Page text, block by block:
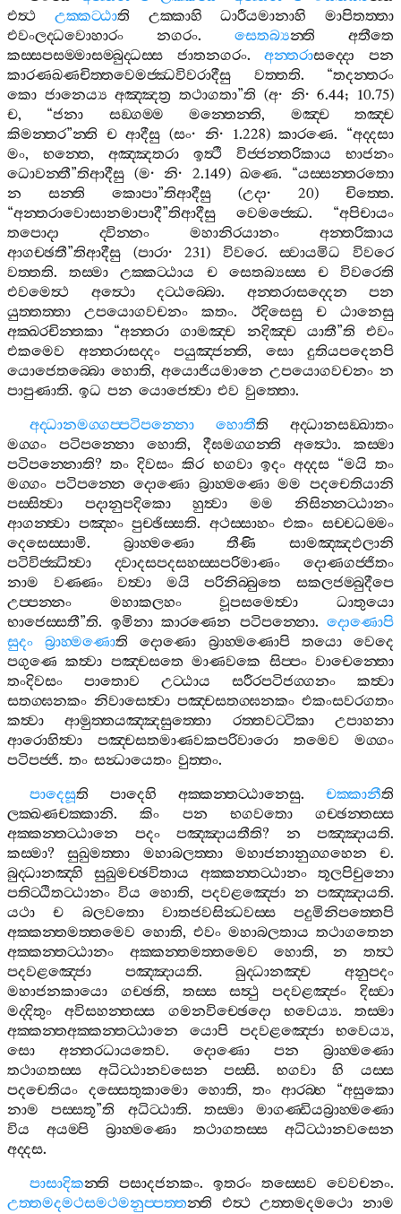
එත්‍ථ
උක‍්කට‍්ඨාති උක‍්කාහි ධාරීයමානාහි
මාපිතත‍්තා
එවංලද‍්ධවොහාරං
නගරං. සෙතබ්‍යන‍්ති
අතීතෙ
කස‍්සපසම‍්මාසම‍්බුද‍්ධස‍්ස
ජාතනගරං.අන‍්තරාසද‍්දො
පන
කාරණඛණචිත‍්තවෙමජ‍්ඣවිවරාදීසු
වත‍්තති. “තදන‍්තරං
කො ජානෙය්‍ය අඤ‍්ඤත්‍ර තථාගතා”ති (අ· නි· 6.44; 10.75)
ච, “ජනා සඞ‍්ගම‍්ම මන‍්තෙන‍්ති, මඤ‍්ච
තඤ‍්ච
කිමන‍්තර”න‍්ති ච ආදීසු (සං· නි· 1.228)කාරණෙ. “අද‍්දසා
මං, භන‍්තෙ, අඤ‍්ඤතරා ඉත්‍ථී විජ‍්ජන‍්තරිකාය
භාජනං
ධොවන‍්තී”තිආදීසු (ම·නි· 2.149)ඛණෙ. “යස‍්සන‍්තරතො
න
සන‍්ති කොපා”තිආදීසු (උදා· 20) චිත‍්තෙ.
“අන‍්තරාවොසානමාපාදී”තිආදීසු වෙමජ‍්ඣෙ. “අපිචායං
තපොදා
ද‍්වින‍්නං මහානිරයානං
අන‍්තරිකාය
ආගච‍්ඡතී”තිආදීසු (පාරා· 231) විවරෙ.ස‍්වායමිධ
විවරෙ
වත‍්තති.තස‍්මා උක‍්කට‍්ඨාය ච සෙතබ්‍යස‍්ස ච
විවරෙති
එවමෙත්‍ථ
අත්‍ථො දට‍්ඨබ‍්බො. අන‍්තරාසද‍්දෙන
පන
යුත‍්තත‍්තා
උපයොගවචනං කතං. ඊදිසෙසු ච
ඨානෙසු
අක‍්ඛරචින‍්තකා “අන‍්තරා ගාමඤ‍්ච නදිඤ‍්ච යාතී”ති
එවං
එකමෙව
අන‍්තරාසද‍්දං පයුඤ‍්ජන‍්ති, සො
දුතියපදෙනපි
යොජෙතබ‍්බො හොති, අයොජියමානෙ උපයොගවචනං න
පාපුණාති. ඉධ පන යොජෙත්‍වා එව වුත‍්තො.
අද‍්ධානමග‍්ගප‍්පටිපන‍්නො
හොතීති
අද‍්ධානසඞ‍්ඛාතං
මග‍්ගං
පටිපන‍්නො හොති, දීඝමග‍්ගන‍්ති අත්‍ථො. කස‍්මා
පටිපන‍්නොති?තං දිවසං කිර භගවා ඉදං අද‍්දස“මයි තං
මග‍්ගං පටිපන‍්නෙ දොණො බ්‍රාහ‍්මණො මම පදචෙතියානි
පස‍්සිත්‍වා
පදානුපදිකො හුත්‍වා මම
නිසින‍්නට‍්ඨානං
ආගන‍්ත්‍වා පඤ‍්හං පුච‍්ඡිස‍්සති. අථස‍්සාහං එකං සච‍්චධම‍්මං
දෙසෙස‍්සාමි. බ්‍රාහ‍්මණො තීණි
සාමඤ‍්ඤඵලානි
පටිවිජ‍්ඣිත්‍වා
ද‍්වාදසපදසහස‍්සපරිමාණං
දොණගජ‍්ජිතං
නාම
වණ‍්ණං වත්‍වා මයි පරිනිබ‍්බුතෙ
සකලජම‍්බුදීපෙ
උප‍්පන‍්නං
මහාකලහං වූපසමෙත්‍වා
ධාතුයො
භාජෙස‍්සතී”ති. ඉමිනා කාරණෙන පටිපන‍්නො. දොණොපි
සුදං
බ්‍රාහ‍්මණොති දොණො බ්‍රාහ‍්මණොපි තයො
වෙදෙ
පගුණෙ කත්‍වා පඤ‍්චසතෙ මාණවකෙ සිප‍්පං වාචෙන‍්තො
තංදිවසං
පාතොව උට‍්ඨාය සරීරපටිජග‍්ගනං
කත්‍වා
සතග‍්ඝනකං නිවාසෙත්‍වා පඤ‍්චසතග‍්ඝනකං එකංසවරගතං
කත්‍වා
ආමුත‍්තයඤ‍්ඤසුත‍්තො රත‍්තවට‍්ටිකා
උපාහනා
ආරොහිත්‍වා
පඤ‍්චසතමාණවකපරිවාරො තමෙව
මග‍්ගං
පටිපජ‍්ජි. තං සන්‍ධායෙතං වුත‍්තං.
පාදෙසූති පාදෙහි අක‍්කන‍්තට‍්ඨානෙසු. චක‍්කානීති
ලක‍්ඛණචක‍්කානි.කිං පන භගවතො
ගච‍්ඡන‍්තස‍්ස
අක‍්කන‍්තට‍්ඨානෙ
පදං පඤ‍්ඤායතීති? න පඤ‍්ඤායති.
කස‍්මා?සුඛුමත‍්තා මහාබලත‍්තා මහාජනානුග‍්ගහෙන ච.
බුද‍්ධානඤ‍්හි
සුඛුමච‍්ඡවිතාය අක‍්කන‍්තට‍්ඨානං
තූලපිචුනො
පතිට‍්ඨිතට‍්ඨානං විය හොති,පදවළඤ‍්ජො න පඤ‍්ඤායති.
යථා
ච බලවතො වාතජවසින්‍ධවස‍්ස
පදුමිනිපත‍්තෙපි
අක‍්කන‍්තමත‍්තමෙව හොති, එවං මහාබලතාය තථාගතෙන
අක‍්කන‍්තට‍්ඨානං
අක‍්කන‍්තමත‍්තමෙව හොති,න
තත්‍ථ
පදවළඤ‍්ජො
පඤ‍්ඤායති.බුද‍්ධානඤ‍්ච
අනුපදං
මහාජනකායො
ගච‍්ඡති, තස‍්ස සත්‍ථු පදවළඤ‍්ජං
දිස‍්වා
මද‍්දිතුං
අවිසහන‍්තස‍්ස ගමනවිච‍්ඡෙදො භවෙය්‍ය. තස‍්මා
අක‍්කන‍්තඅක‍්කන‍්තට‍්ඨානෙ
යොපි පදවළඤ‍්ජො භවෙය්‍ය,
සො
අන‍්තරධායතෙව. දොණො පන
බ්‍රාහ‍්මණො
තථාගතස‍්ස
අධිට‍්ඨානවසෙන පස‍්සි. භගවා හි
යස‍්ස
පදචෙතියං
දස‍්සෙතුකාමො හොති, තං ආරබ‍්භ “අසුකො
නාම
පස‍්සතූ”ති අධිට‍්ඨාති. තස‍්මා
මාගණ‍්ඩියබ්‍රාහ‍්මණො
විය
අයම‍්පි බ්‍රාහ‍්මණො තථාගතස‍්ස
අධිට‍්ඨානවසෙන
අද‍්දස.
පාසාදිකන‍්ති පසාදජනකං. ඉතරං තස‍්සෙව වෙවචනං.
උත‍්තමදමථසමථමනුප‍්පත‍්තන‍්ති එත්‍ථ උත‍්තමදමථො නාම